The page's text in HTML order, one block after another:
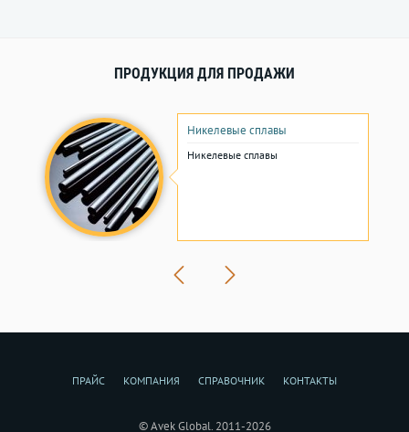
ПРОДУКЦИЯ ДЛЯ ПРОДАЖИ
Никелевые сплавы
Никелевые сплавы
© Avek Global. 2011-2026
ПРАЙС КОМПАНИЯ СПРАВОЧНИК КОНТАКТЫ